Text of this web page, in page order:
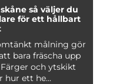
väljer du
för ett hållbart
målning gör
bara fräscha upp
och ytskikt
hur ett he...